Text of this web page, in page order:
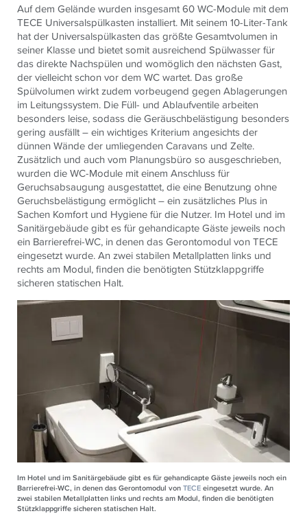
Auf dem Gelände wurden insgesamt 60 WC-Module mit dem
TECE Universalspülkasten installiert. Mit seinem 10-Liter-Tank
hat der Universalspülkasten das größte Gesamtvolumen in
seiner Klasse und bietet somit ausreichend Spülwasser für
das direkte Nachspülen und womöglich den nächsten Gast,
der vielleicht schon vor dem WC wartet. Das große
Spülvolumen wirkt zudem vorbeugend gegen Ablagerungen
im Leitungssystem. Die Füll- und Ablaufventile arbeiten
besonders leise, sodass die Geräuschbelästigung besonders
gering ausfällt – ein wichtiges Kriterium angesichts der
dünnen Wände der umliegenden Caravans und Zelte.
Zusätzlich und auch vom Planungsbüro so ausgeschrieben,
wurden die WC-Module mit einem Anschluss für
Geruchsabsaugung ausgestattet, die eine Benutzung ohne
Geruchsbelästigung ermöglicht – ein zusätzliches Plus in
Sachen Komfort und Hygiene für die Nutzer. Im Hotel und im
Sanitärgebäude gibt es für gehandicapte Gäste jeweils noch
ein Barrierefrei-WC, in denen das Gerontomodul vonTECE
eingesetzt wurde. An zwei stabilen Metallplatten links und
rechts am Modul, finden die benötigten Stützklappgriffe
sicheren statischen Halt.
Im Hotel und im Sanitärgebäude gibt es für gehandicapte Gäste jeweils noch ein
Barrierefrei-WC, in denen das Gerontomodul vonTECEeingesetzt wurde. An
zwei stabilen Metallplatten links und rechts am Modul, finden die benötigten
Stützklappgriffe sicheren statischen Halt.